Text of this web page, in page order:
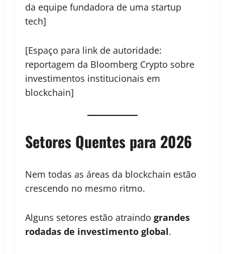
da equipe fundadora de uma startup
tech]
[Espaço para link de autoridade:
reportagem da Bloomberg Crypto sobre
investimentos institucionais em
blockchain]
Setores Quentes para 2026
Nem todas as áreas da blockchain estão
crescendo no mesmo ritmo.
Alguns setores estão atraindo grandes
rodadas de investimento global.